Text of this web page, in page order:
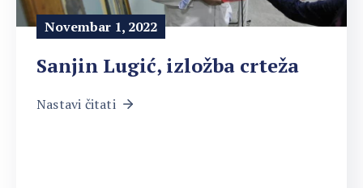
Novembar 1, 2022
Sanjin Lugić, izložba crteža
Nastavi čitati